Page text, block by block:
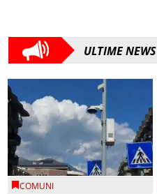
ULTIME NEWS
COMUNI